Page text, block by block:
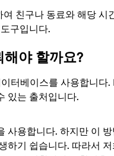
친구나 동료와 해당 시
구입니다.
야 할까요?
터베이스를 사용합니다.
있는 출처입니다.
사용합니다. 하지만 이
기 쉽습니다. 따라서 저